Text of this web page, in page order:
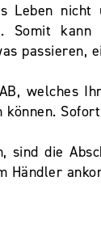
Leben nicht
Somit
passieren,
welches
können.
die
Händler